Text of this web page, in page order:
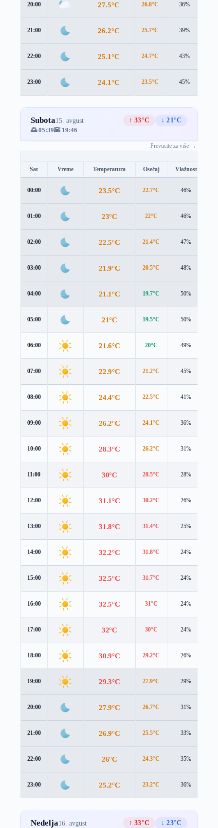
20:00 27.5°C 26.8°C 36%
21:00 26.2°C 25.7°C 39%
22:00 25.1°C 24.7°C 43%
23:00 24.1°C 23.5°C 45%
Subota15. avgust ↑ 33°C
↓ 21°C
🌅 05:39🌇 19:46
Prevucite za više →
Sat Vreme Temperatura Osećaj Vlažnost
00:00 23.5°C 22.7°C 46%
01:00 23°C 22°C 46%
02:00 22.5°C 21.4°C 47%
03:00 21.9°C 20.5°C 48%
04:00 21.1°C 19.7°C 50%
05:00 21°C 19.5°C 50%
06:00 21.6°C 20°C 49%
07:00 22.9°C 21.2°C 45%
08:00 24.4°C 22.5°C 41%
09:00 26.2°C 24.1°C 36%
10:00 28.3°C 26.2°C 31%
11:00 30°C 28.5°C 28%
12:00 31.1°C 30.2°C 26%
13:00 31.8°C 31.4°C 25%
14:00 32.2°C 31.8°C 24%
15:00 32.5°C 31.7°C 24%
16:00 32.5°C 31°C 24%
17:00 32°C 30°C 24%
18:00 30.9°C 29.2°C 26%
19:00 29.3°C 27.9°C 29%
20:00 27.9°C 26.7°C 31%
21:00 26.9°C 25.5°C 33%
22:00 26°C 24.3°C 35%
23:00 25.2°C 23.2°C 36%
Nedelja16. avgust ↑ 33°C
↓ 23°C